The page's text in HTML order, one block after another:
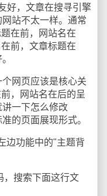
好，文章在搜寻引擎
网站不太一样。通常
在前，网站名在
前，文章标题在
网页应该是核心关
，网站名在后的呈
一下怎么修改
的页面展现形式。
功能中的"主题背
搜索下面这行文